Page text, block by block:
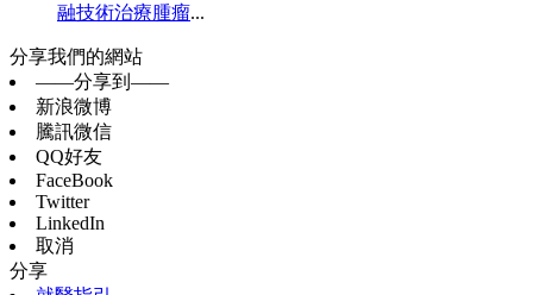
融技術治療腫瘤...
分享我們的網站
——分享到——
新浪微博
騰訊微信
QQ好友
FaceBook
Twitter
LinkedIn
取消
分享